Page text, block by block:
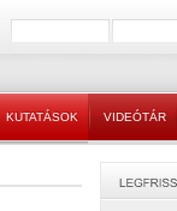
KUTATÁSOK VIDEÓTÁR